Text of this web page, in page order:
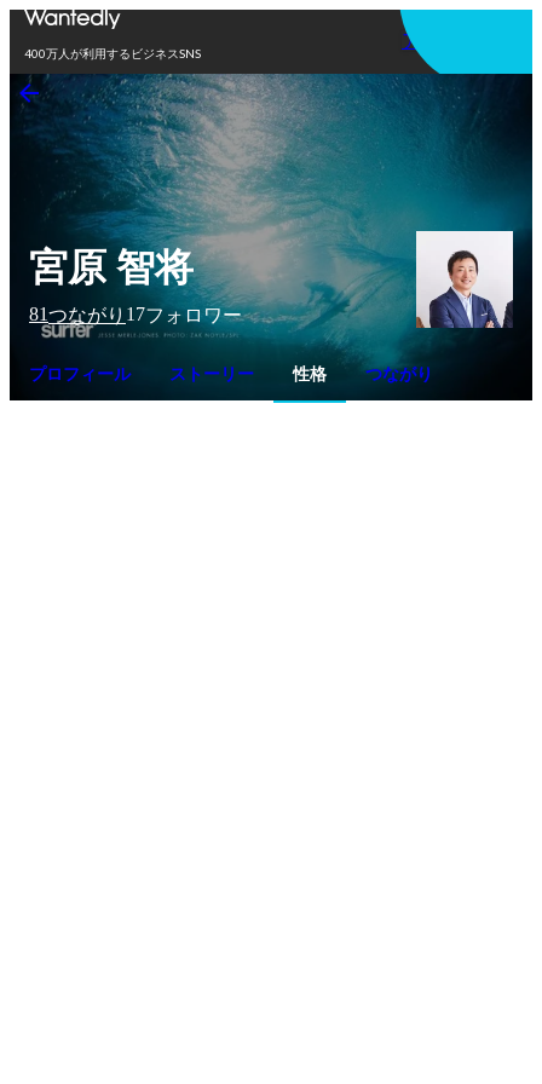
400万人が利用するビジネスSNS
アプリを使う
宮原 智将
81つながり 17フォロワー
プロフィール ストーリー 性格 つながり